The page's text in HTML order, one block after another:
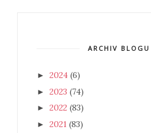
ARCHIV BLOGU
► 2024 (6)
► 2023 (74)
► 2022 (83)
► 2021 (83)